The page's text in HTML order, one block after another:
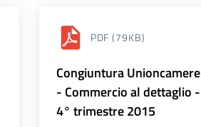
PDF (79KB)
Congiuntura Unioncamere
- Commercio al dettaglio -
4° trimestre 2015